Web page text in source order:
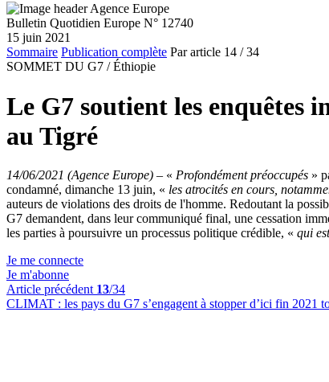
Bulletin Quotidien Europe N° 12740
15 juin 2021
Sommaire Publication complète Par article 14 / 34
SOMMET DU G7 / Éthiopie
Le G7 soutient les enquêtes
au Tigré
14/06/2021 (Agence Europe) – « Profondément préoccupés »
condamné, dimanche 13 juin, « les atrocités en cours,
auteurs de violations des droits de l'homme. Redoutant la
G7 demandent, dans leur communiqué final, une cessation
les parties à poursuivre un processus politique crédible, « qui
Je me connecte
Je m'abonne
Article précédent 13/34
CLIMAT : les pays du G7 s’engagent à stopper d’ici fin 2021